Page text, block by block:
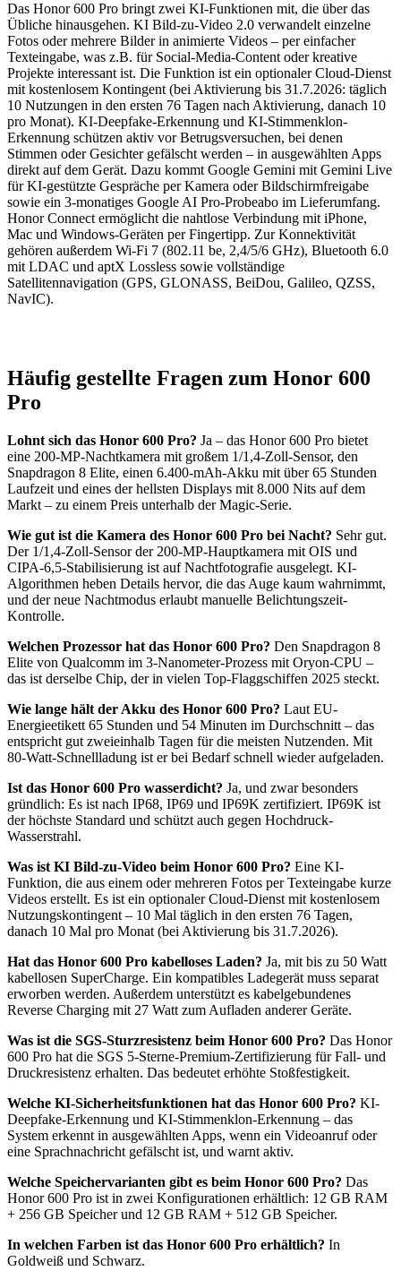
Das Honor 600 Pro bringt zwei KI-Funktionen mit, die über das
Übliche hinausgehen. KI Bild-zu-Video 2.0 verwandelt einzelne
Fotos oder mehrere Bilder in animierte Videos – per einfacher
Texteingabe, was z.B. für Social-Media-Content oder kreative
Projekte interessant ist. Die Funktion ist ein optionaler Cloud-Dienst
mit kostenlosem Kontingent (bei Aktivierung bis 31.7.2026: täglich
10 Nutzungen in den ersten 76 Tagen nach Aktivierung, danach 10
pro Monat). KI-Deepfake-Erkennung und KI-Stimmenklon-
Erkennung schützen aktiv vor Betrugsversuchen, bei denen
Stimmen oder Gesichter gefälscht werden – in ausgewählten Apps
direkt auf dem Gerät. Dazu kommt Google Gemini mit Gemini Live
für KI-gestützte Gespräche per Kamera oder Bildschirmfreigabe
sowie ein 3-monatiges Google AI Pro-Probeabo im Lieferumfang.
Honor Connect ermöglicht die nahtlose Verbindung mit iPhone,
Mac und Windows-Geräten per Fingertipp. Zur Konnektivität
gehören außerdem Wi-Fi 7 (802.11 be, 2,4/5/6 GHz), Bluetooth 6.0
mit LDAC und aptX Lossless sowie vollständige
Satellitennavigation (GPS, GLONASS, BeiDou, Galileo, QZSS,
NavIC).
Häufig gestellte Fragen zum Honor 600
Pro
Lohnt sich das Honor 600 Pro? Ja – das Honor 600 Pro bietet
eine 200-MP-Nachtkamera mit großem 1/1,4-Zoll-Sensor, den
Snapdragon 8 Elite, einen 6.400-mAh-Akku mit über 65 Stunden
Laufzeit und eines der hellsten Displays mit 8.000 Nits auf dem
Markt – zu einem Preis unterhalb der Magic-Serie.
Wie gut ist die Kamera des Honor 600 Pro bei Nacht? Sehr gut.
Der 1/1,4-Zoll-Sensor der 200-MP-Hauptkamera mit OIS und
CIPA-6,5-Stabilisierung ist auf Nachtfotografie ausgelegt. KI-
Algorithmen heben Details hervor, die das Auge kaum wahrnimmt,
und der neue Nachtmodus erlaubt manuelle Belichtungszeit-
Kontrolle.
Welchen Prozessor hat das Honor 600 Pro? Den Snapdragon 8
Elite von Qualcomm im 3-Nanometer-Prozess mit Oryon-CPU –
das ist derselbe Chip, der in vielen Top-Flaggschiffen 2025 steckt.
Wie lange hält der Akku des Honor 600 Pro? Laut EU-
Energieetikett 65 Stunden und 54 Minuten im Durchschnitt – das
entspricht gut zweieinhalb Tagen für die meisten Nutzenden. Mit
80-Watt-Schnellladung ist er bei Bedarf schnell wieder aufgeladen.
Ist das Honor 600 Pro wasserdicht? Ja, und zwar besonders
gründlich: Es ist nach IP68, IP69 und IP69K zertifiziert. IP69K ist
der höchste Standard und schützt auch gegen Hochdruck-
Wasserstrahl.
Was ist KI Bild-zu-Video beim Honor 600 Pro? Eine KI-
Funktion, die aus einem oder mehreren Fotos per Texteingabe kurze
Videos erstellt. Es ist ein optionaler Cloud-Dienst mit kostenlosem
Nutzungskontingent – 10 Mal täglich in den ersten 76 Tagen,
danach 10 Mal pro Monat (bei Aktivierung bis 31.7.2026).
Hat das Honor 600 Pro kabelloses Laden? Ja, mit bis zu 50 Watt
kabellosen SuperCharge. Ein kompatibles Ladegerät muss separat
erworben werden. Außerdem unterstützt es kabelgebundenes
Reverse Charging mit 27 Watt zum Aufladen anderer Geräte.
Was ist die SGS-Sturzresistenz beim Honor 600 Pro? Das Honor
600 Pro hat die SGS 5-Sterne-Premium-Zertifizierung für Fall- und
Druckresistenz erhalten. Das bedeutet erhöhte Stoßfestigkeit.
Welche KI-Sicherheitsfunktionen hat das Honor 600 Pro? KI-
Deepfake-Erkennung und KI-Stimmenklon-Erkennung – das
System erkennt in ausgewählten Apps, wenn ein Videoanruf oder
eine Sprachnachricht gefälscht ist, und warnt aktiv.
Welche Speichervarianten gibt es beim Honor 600 Pro? Das
Honor 600 Pro ist in zwei Konfigurationen erhältlich: 12 GB RAM
+ 256 GB Speicher und 12 GB RAM + 512 GB Speicher.
In welchen Farben ist das Honor 600 Pro erhältlich? In
Goldweiß und Schwarz.